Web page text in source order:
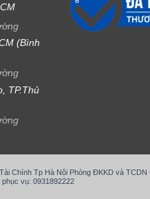
(Bình
TP.Thủ
Chính Tp Hà Nội Phòng ĐKKD và TCDN
vụ: 0931892222